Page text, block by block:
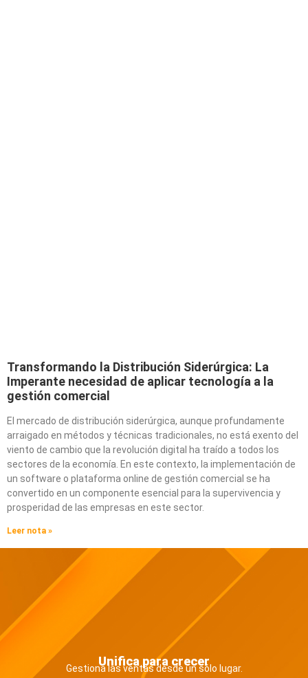
Transformando la Distribución Siderúrgica: La
Imperante necesidad de aplicar tecnología a la
gestión comercial
El mercado de distribución siderúrgica, aunque profundamente
arraigado en métodos y técnicas tradicionales, no está exento del
viento de cambio que la revolución digital ha traído a todos los
sectores de la economía. En este contexto, la implementación de
un software o plataforma online de gestión comercial se ha
convertido en un componente esencial para la supervivencia y
prosperidad de las empresas en este sector.
Leer nota »
Unifica para crecer
Gestiona las ventas desde un sólo lugar.